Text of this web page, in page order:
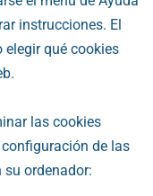
instrucciones. El
qué cookies
las cookies
de las
ordenador: